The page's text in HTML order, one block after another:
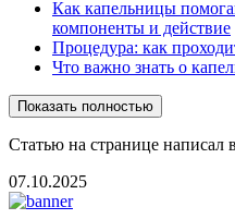
Как капельницы
компоненты и действие
Процедура: как
Что важно знать о
Показать полностью
Статью на странице написал
07.10.2025